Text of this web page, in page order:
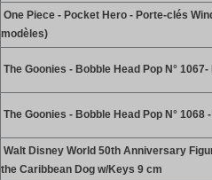
One Piece - Pocket Hero - Porte-clés
modèles)
The Goonies - Bobble Head Pop N°
The Goonies - Bobble Head Pop N° 1068
Walt Disney World 50th Anniversary
the Caribbean Dog w/Keys 9 cm